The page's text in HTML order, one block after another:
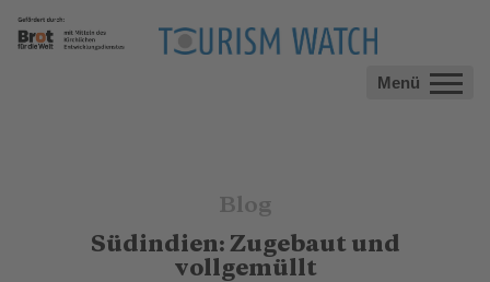
Menü
Blog
Südindien: Zugebaut und
vollgemüllt